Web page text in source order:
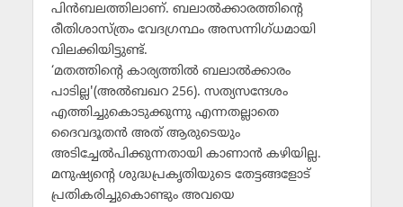
പിന്‍ബലത്തിലാണ്. ബലാല്‍ക്കാരത്തിന്റെ
രീതിശാസ്ത്രം വേദഗ്രന്ഥം അസന്നിഗ്ധമായി
വിലക്കിയിട്ടുണ്ട്.
‘മതത്തിന്റെ കാര്യത്തില്‍ ബലാല്‍ക്കാരം
പാടില്ല'(അല്‍ബഖറ 256). സത്യസന്ദേശം
എത്തിച്ചുകൊടുക്കുന്നു എന്നതല്ലാതെ
ദൈവദൂതന്‍ അത് ആരുടെയും
അടിച്ചേല്‍പിക്കുന്നതായി കാണാന്‍ കഴിയില്ല.
മനുഷ്യന്റെ ശുദ്ധപ്രകൃതിയുടെ തേട്ടങ്ങളോട്
പ്രതികരിച്ചുകൊണ്ടും അവയെ